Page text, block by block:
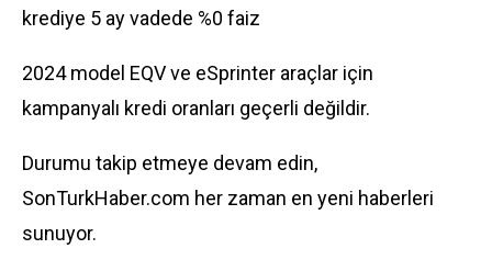
krediye 5 ay vadede %0 faiz
2024 model EQV ve eSprinter araçlar için
kampanyalı kredi oranları geçerli değildir.
Durumu takip etmeye devam edin,
SonTurkHaber.com her zaman en yeni haberleri
sunuyor.